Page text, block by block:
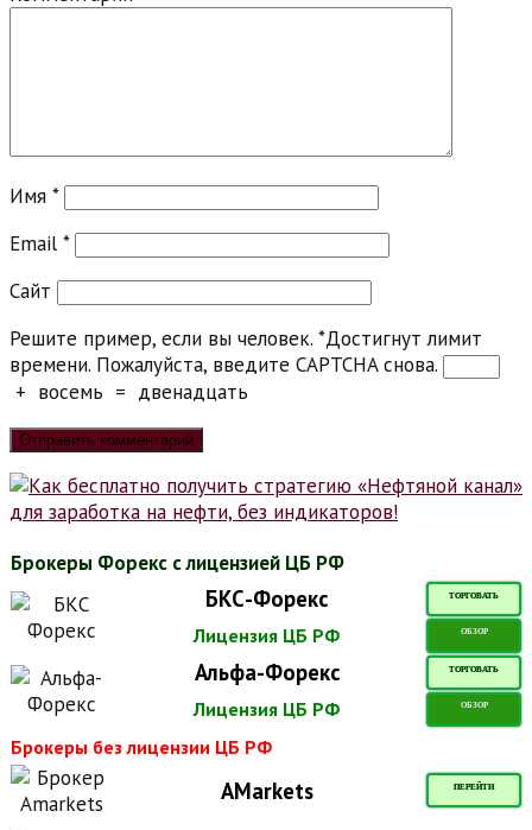
Имя *
Email *
Сайт
Решите пример, если вы человек. *Достигнут лимит
времени. Пожалуйста, введите CAPTCHA снова.
+ восемь = двенадцать
Брокеры Форекс с лицензией ЦБ РФ
БКС-Форекс ТОРГОВАТЬ
Лицензия ЦБ РФ ОБЗОР
Альфа-Форекс ТОРГОВАТЬ
Лицензия ЦБ РФ ОБЗОР
Брокеры без лицензии ЦБ РФ
AMarkets ПЕРЕЙТИ